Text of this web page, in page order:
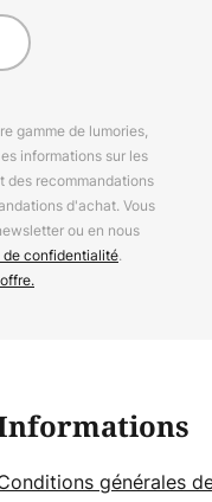
gamme de lumories,
informations sur les
des recommandations
d'achat. Vous
ou en nous
de confidentialité.
générales